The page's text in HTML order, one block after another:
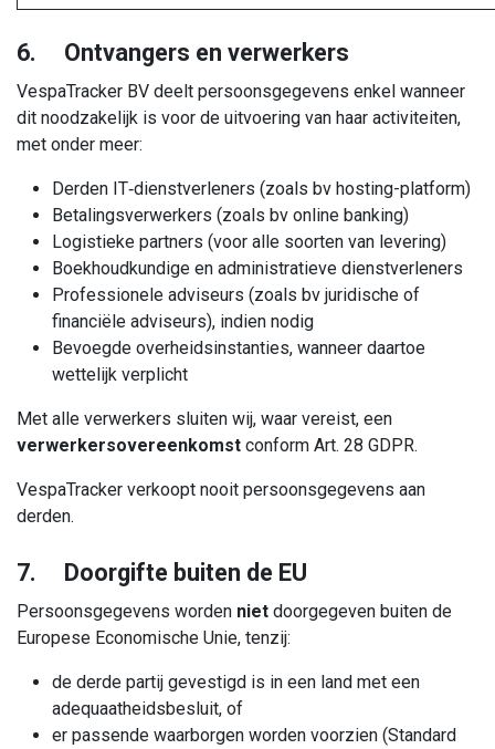
6. Ontvangers en verwerkers
VespaTracker BV deelt persoonsgegevens enkel wanneer
dit noodzakelijk is voor de uitvoering van haar activiteiten,
met onder meer:
Derden IT‑dienstverleners (zoals bv hosting-platform)
Betalingsverwerkers (zoals bv online banking)
Logistieke partners (voor alle soorten van levering)
Boekhoudkundige en administratieve dienstverleners
Professionele adviseurs (zoals bv juridische of
financiële adviseurs), indien nodig
Bevoegde overheidsinstanties, wanneer daartoe
wettelijk verplicht
Met alle verwerkers sluiten wij, waar vereist, een
verwerkersovereenkomst conform Art. 28 GDPR.
VespaTracker verkoopt nooit persoonsgegevens aan
derden.
7. Doorgifte buiten de EU
Persoonsgegevens worden niet doorgegeven buiten de
Europese Economische Unie, tenzij:
de derde partij gevestigd is in een land met een
adequaatheidsbesluit, of
er passende waarborgen worden voorzien (Standard